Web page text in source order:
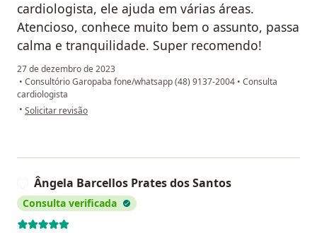
cardiologista, ele ajuda em várias áreas.
Atencioso, conhece muito bem o assunto, passa
calma e tranquilidade. Super recomendo!
27 de dezembro de 2023
• Consultório Garopaba fone/whatsapp (48) 9137-2004 • Consulta
cardiologista
• na opinião do utilizador Sonia MSF
Solicitar revisão
Ângela Barcellos Prates dos Santos
Consulta verificada